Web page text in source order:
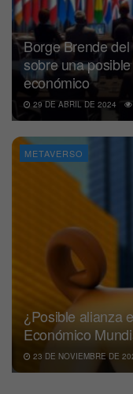
Borge Brende
sobre una
económico
29 DE ABRIL DE 2024
METAVERSO
¿Posible alianza
Económico
23 DE NOVIEMBRE DE